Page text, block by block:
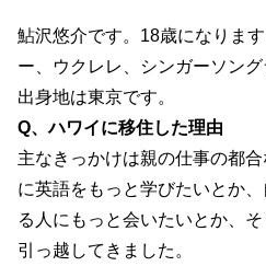
鮎沢悠介です。18歳になりま
ー、ウクレレ、シンガーソング
出身地は東京です。
Q、ハワイに移住した理由
主なきっかけは親の仕事の都
に英語をもっと学びたいとか
る人にもっと会いたいとか、
引っ越してきました。